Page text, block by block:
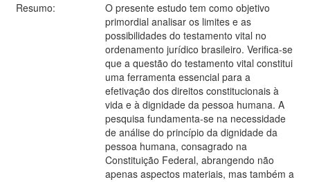
Resumo:
O presente estudo tem como objetivo
primordial analisar os limites e as
possibilidades do testamento vital no
ordenamento jurídico brasileiro. Verifica-se
que a questão do testamento vital constitui
uma ferramenta essencial para a
efetivação dos direitos constitucionais à
vida e à dignidade da pessoa humana. A
pesquisa fundamenta-se na necessidade
de análise do princípio da dignidade da
pessoa humana, consagrado na
Constituição Federal, abrangendo não
apenas aspectos materiais, mas também a